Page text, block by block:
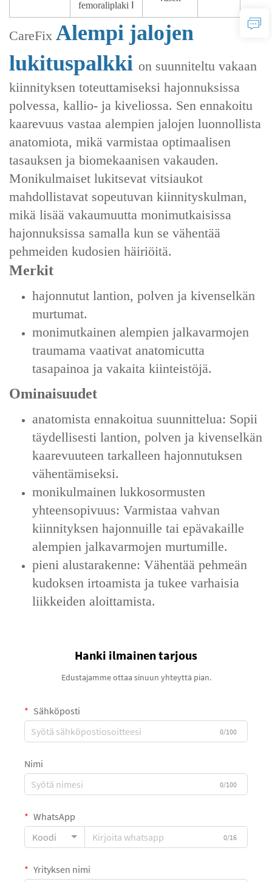
femoraliplaki Ⅰ
CareFix Alempi jalojen
lukituspalkki on suunniteltu vakaan
kiinnityksen toteuttamiseksi hajonnuksissa
polvessa, kallio- ja kiveliossa. Sen ennakoitu
kaarevuus vastaa alempien jalojen luonnollista
anatomiota, mikä varmistaa optimaalisen
tasauksen ja biomekaanisen vakauden.
Monikulmaiset lukitsevat vitsiaukot
mahdollistavat sopeutuvan kiinnityskulman,
mikä lisää vakaumuutta monimutkaisissa
hajonnuksissa samalla kun se vähentää
pehmeiden kudosien häiriöitä.
Merkit
hajonnutut lantion, polven ja kivenselkän
murtumat.
monimutkainen alempien jalkavarmojen
traumama vaativat anatomicutta
tasapainoa ja vakaita kiinteistöjä.
Ominaisuudet
anatomista ennakoitua suunnittelua: Sopii
täydellisesti lantion, polven ja kivenselkän
kaarevuuteen tarkalleen hajonnutuksen
vähentämiseksi.
monikulmainen lukkosormusten
yhteensopivuus: Varmistaa vahvan
kiinnityksen hajonnuille tai epävakaille
alempien jalkavarmojen murtumille.
pieni alustarakenne: Vähentää pehmeän
kudoksen irtoamista ja tukee varhaisia
liikkeiden aloittamista.
Hanki ilmainen tarjous
Edustajamme ottaa sinuun yhteyttä pian.
Sähköposti
0/100
Nimi
0/100
WhatsApp
Koodi
0/16
Yrityksen nimi